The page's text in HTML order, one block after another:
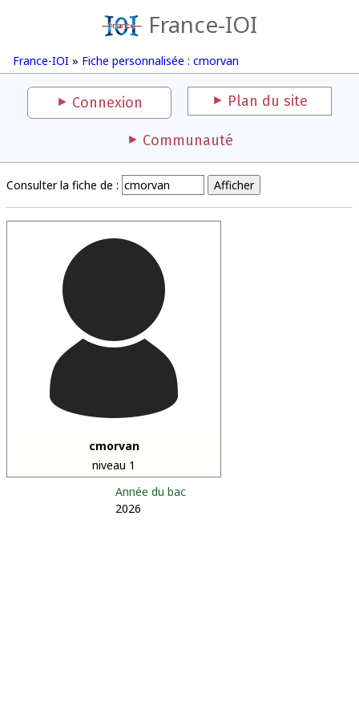
France-IOI
France-IOI » Fiche personnalisée : cmorvan
Connexion Plan du site
Communauté
Consulter la fiche de :
cmorvan
niveau 1
Année du bac
2026